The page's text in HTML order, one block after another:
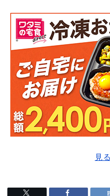
見